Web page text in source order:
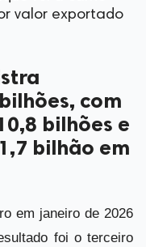
valor exportado
com
bilhões e
bilhão em
em janeiro de 2026
foi o terceiro